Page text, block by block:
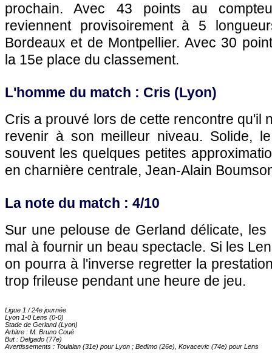
prochain. Avec 43 points au
reviennent provisoirement à 5
Bordeaux et de Montpellier. Avec 30
la 15e place du classement.
L'homme du match : Cris (Lyon)
Cris a prouvé lors de cette rencontre qu'il
revenir à son meilleur niveau. Solide,
souvent les quelques petites
en charnière centrale, Jean-Alain
La note du match : 4/10
Sur une pelouse de Gerland délicate,
mal à fournir un beau spectacle. Si les
on pourra à l'inverse regretter la
trop frileuse pendant une heure de jeu.
Ligue 1 / 24e journée
Lyon 1-0 Lens (0-0)
Stade de Gerland (Lyon)
Arbitre : M. Bruno Coué
But : Delgado (77e)
Avertissements : Toulalan (31e) pour Lyon ; Bedimo (26e), Kovacevic (74e) pour Lens